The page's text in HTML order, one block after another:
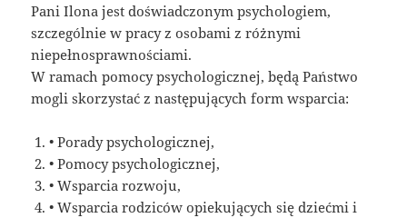
Pani Ilona jest doświadczonym psychologiem,
szczególnie w pracy z osobami z różnymi
niepełnosprawnościami.
W ramach pomocy psychologicznej, będą Państwo
mogli skorzystać z następujących form wsparcia:
• Porady psychologicznej,
• Pomocy psychologicznej,
• Wsparcia rozwoju,
• Wsparcia rodziców opiekujących się dziećmi i